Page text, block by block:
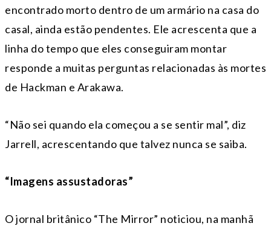
encontrado morto dentro de um armário na casa do
casal, ainda estão pendentes. Ele acrescenta que a
linha do tempo que eles conseguiram montar
responde a muitas perguntas relacionadas às mortes
de Hackman e Arakawa.
“Não sei quando ela começou a se sentir mal”, diz
Jarrell, acrescentando que talvez nunca se saiba.
“Imagens assustadoras”
O jornal britânico “The Mirror” noticiou, na manhã